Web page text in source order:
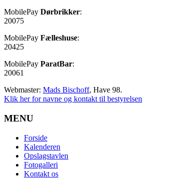
MobilePay Dørbrikker:
20075
MobilePay Fælleshuse:
20425
MobilePay ParatBar:
20061
Webmaster: Mads Bischoff, Have 98.
Klik her for navne og kontakt til bestyrelsen
MENU
Forside
Kalenderen
Opslagstavlen
Fotogalleri
Kontakt os